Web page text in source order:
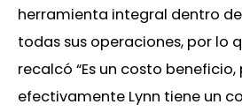
herramienta integral dentro
todas sus operaciones, por lo
recalcó “Es un costo
efectivamente Lynn tiene un